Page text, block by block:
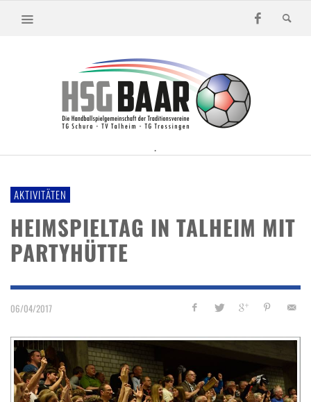
.
AKTIVITÄTEN
HEIMSPIELTAG IN TALHEIM MIT
PARTYHÜTTE
06/04/2017